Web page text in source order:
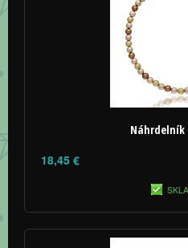
Náhrdelník
18,45 €